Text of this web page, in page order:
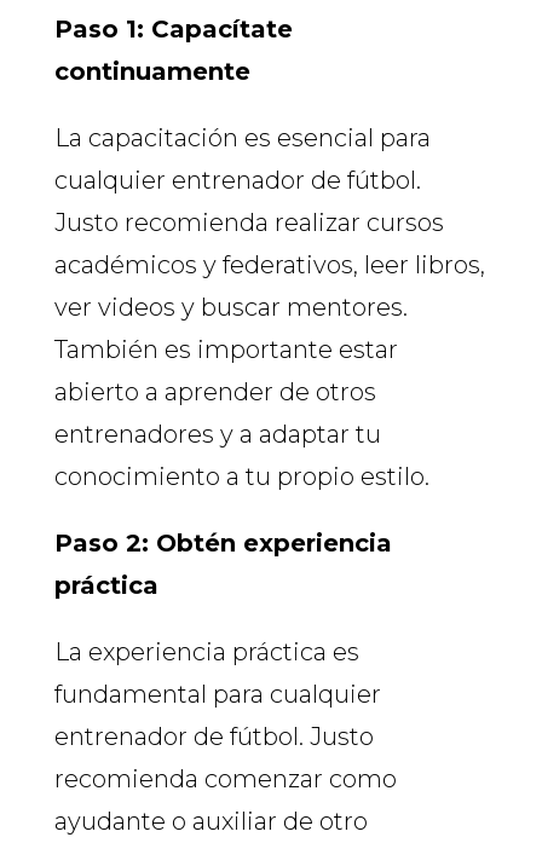
Paso 1: Capacítate
continuamente
La capacitación es esencial para
cualquier entrenador de fútbol.
Justo recomienda realizar cursos
académicos y federativos, leer libros,
ver videos y buscar mentores.
También es importante estar
abierto a aprender de otros
entrenadores y a adaptar tu
conocimiento a tu propio estilo.
Paso 2: Obtén experiencia
práctica
La experiencia práctica es
fundamental para cualquier
entrenador de fútbol. Justo
recomienda comenzar como
ayudante o auxiliar de otro